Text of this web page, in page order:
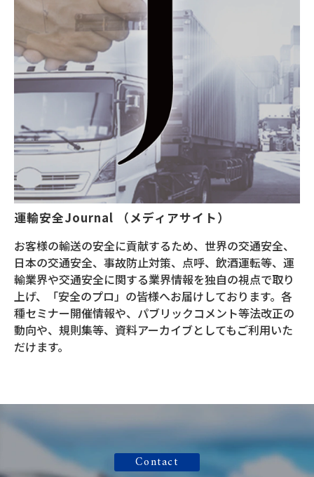
運輸安全Journal （メディアサイト）
お客様の輸送の安全に貢献するため、世界の交通安全、
日本の交通安全、事故防止対策、点呼、飲酒運転等、運
輸業界や交通安全に関する業界情報を独自の視点で取り
上げ、「安全のプロ」の皆様へお届けしております。各
種セミナー開催情報や、パブリックコメント等法改正の
動向や、規則集等、資料アーカイブとしてもご利用いた
だけます。
Contact